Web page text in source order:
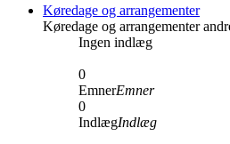
Køredage og arrangementer
Køredage og arrangementer
Ingen indlæg
0
EmnerEmner
0
IndlægIndlæg